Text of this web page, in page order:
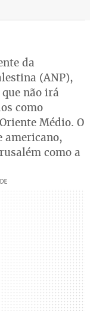
da
(ANP),
não irá
como
Médio. O
americano,
como a